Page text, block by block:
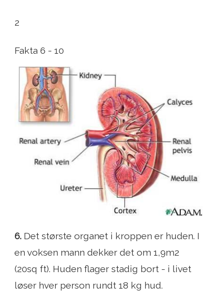
2
Fakta 6 - 10
6. Det største organet i kroppen er huden. I
en voksen mann dekker det om 1,9m2
(20sq ft). Huden flager stadig bort - i livet
løser hver person rundt 18 kg hud.